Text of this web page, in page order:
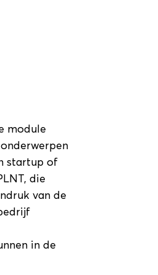
module
startup of
die
van de
in de